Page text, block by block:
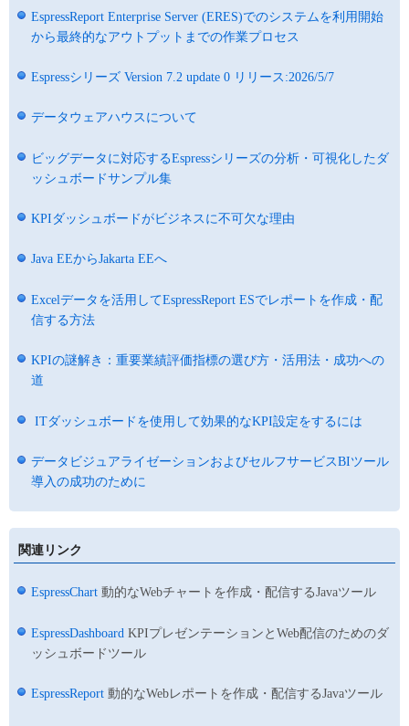
EspressReport Enterprise Server (ERES)でのシステムを利用開始
から最終的なアウトプットまでの作業プロセス
Espressシリーズ Version 7.2 update 0 リリース:2026/5/7
データウェアハウスについて
ビッグデータに対応するEspressシリーズの分析・可視化したダ
ッシュボードサンプル集
KPIダッシュボードがビジネスに不可欠な理由
Java EEからJakarta EEへ
Excelデータを活用してEspressReport ESでレポートを作成・配
信する方法
KPIの謎解き：重要業績評価指標の選び方・活用法・成功への
道
ITダッシュボードを使用して効果的なKPI設定をするには
データビジュアライゼーションおよびセルフサービスBIツール
導入の成功のために
関連リンク
EspressChart 動的なWebチャートを作成・配信するJavaツール
EspressDashboard KPIプレゼンテーションとWeb配信のためのダ
ッシュボードツール
EspressReport 動的なWebレポートを作成・配信するJavaツール